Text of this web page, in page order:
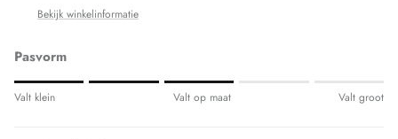
Bekijk winkelinformatie
Pasvorm
Rating of 1 means Valt klein.
Valt klein Valt op maat Valt groot